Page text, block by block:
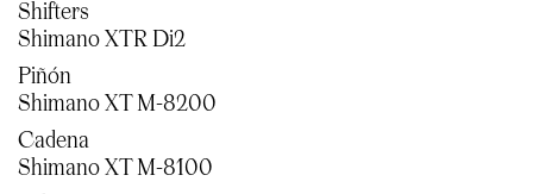
Shifters
Shimano XTR Di2
Piñón
Shimano XT M-8200
Cadena
Shimano XT M-8100